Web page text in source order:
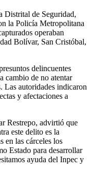
Distrital de Seguridad,
la Policía Metropolitana
operaban
Bolívar, San Cristóbal,
delincuentes
cambio de no atentar
Las autoridades indicaron
y afectaciones a
Restrepo, advirtió que
este delito es la
en las cárceles los
Estado para desarrollar
ayuda del Inpec y